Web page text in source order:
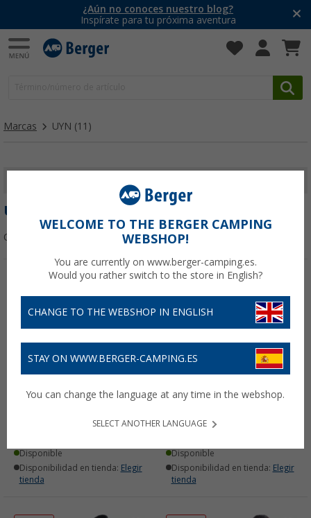
¿Aún no conoces nuestro blog?
Inspírate para tu próxima aventura
Marcas UYN (11)
UYN
Ordenar:
Calcetines UYN Lady Run
Disponible
Disponibilidad en tienda: Elegir
tienda
Zapatillas de mujer UYN
59,95€
Disponible
Disponibilidad en tienda: Elegir
tienda
WELCOME TO THE BERGER CAMPING
WEBSHOP!
You are currently on www.berger-camping.es.
Would you rather switch to the store in English?
CHANGE TO THE WEBSHOP IN ENGLISH
STAY ON WWW.BERGER-CAMPING.ES
You can change the language at any time in the webshop.
SELECT ANOTHER LANGUAGE